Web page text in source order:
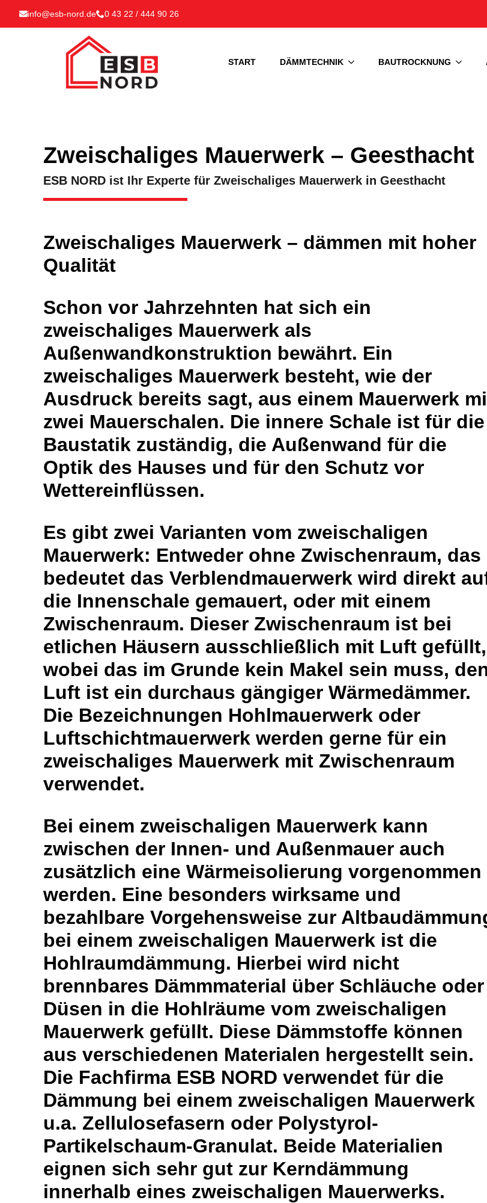
info@esb-nord.de 0 43 22 / 444 90 26
START DÄMMTECHNIK BAUTROCKNUNG
Zweischaliges Mauerwerk – Geesthacht
ESB NORD ist Ihr Experte für Zweischaliges Mauerwerk in Geesthacht
Zweischaliges Mauerwerk – dämmen mit hoher
Qualität
Schon vor Jahrzehnten hat sich ein
zweischaliges Mauerwerk als
Außenwandkonstruktion bewährt. Ein
zweischaliges Mauerwerk besteht, wie der
Ausdruck bereits sagt, aus einem Mauerwerk
zwei Mauerschalen. Die innere Schale ist für die
Baustatik zuständig, die Außenwand für die
Optik des Hauses und für den Schutz vor
Wettereinflüssen.
Es gibt zwei Varianten vom zweischaligen
Mauerwerk: Entweder ohne Zwischenraum, das
bedeutet das Verblendmauerwerk wird direkt
die Innenschale gemauert, oder mit einem
Zwischenraum. Dieser Zwischenraum ist bei
etlichen Häusern ausschließlich mit Luft gefüllt,
wobei das im Grunde kein Makel sein muss,
Luft ist ein durchaus gängiger Wärmedämmer.
Die Bezeichnungen Hohlmauerwerk oder
Luftschichtmauerwerk werden gerne für ein
zweischaliges Mauerwerk mit Zwischenraum
verwendet.
Bei einem zweischaligen Mauerwerk kann
zwischen der Innen- und Außenmauer auch
zusätzlich eine Wärmeisolierung vorgenommen
werden. Eine besonders wirksame und
bezahlbare Vorgehensweise zur
bei einem zweischaligen Mauerwerk ist die
Hohlraumdämmung. Hierbei wird nicht
brennbares Dämmmaterial über Schläuche oder
Düsen in die Hohlräume vom zweischaligen
Mauerwerk gefüllt. Diese Dämmstoffe können
aus verschiedenen Materialen hergestellt sein.
Die Fachfirma ESB NORD verwendet für die
Dämmung bei einem zweischaligen Mauerwerk
u.a. Zellulosefasern oder Polystyrol-
Partikelschaum-Granulat. Beide Materialien
eignen sich sehr gut zur Kerndämmung
innerhalb eines zweischaligen Mauerwerks.